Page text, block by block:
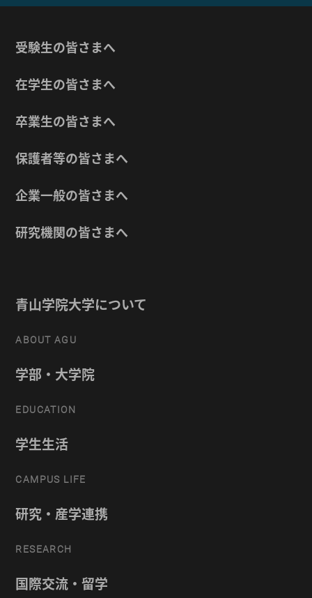
受験生の皆さまへ
在学生の皆さまへ
卒業生の皆さまへ
保護者等の皆さまへ
企業一般の皆さまへ
研究機関の皆さまへ
青山学院大学について
ABOUT AGU
学部・大学院
EDUCATION
学生生活
CAMPUS LIFE
研究・産学連携
RESEARCH
国際交流・留学